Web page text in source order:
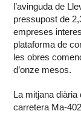
l’avinguda de
pressupost de
empreses
plataforma de
les obres
d’onze mesos.
La mitjana
carretera Ma-